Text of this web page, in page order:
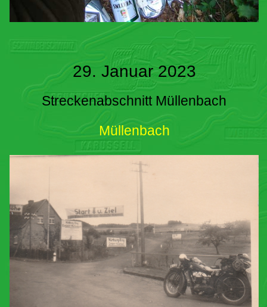
29. Januar 2023
Streckenabschnitt Müllenbach
Müllenbach